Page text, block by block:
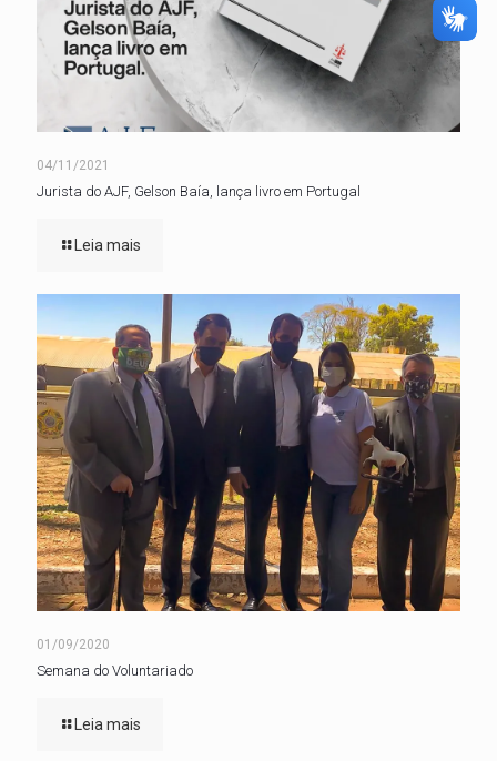
04/11/2021
Jurista do AJF, Gelson Baía, lança livro em Portugal
Leia mais
01/09/2020
Semana do Voluntariado
Leia mais